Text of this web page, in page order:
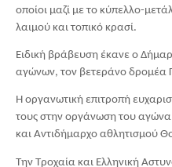
οποίοι μαζί με το κύπελλο-
λαιμού και τοπικό κρασί.
Ειδική βράβευση έκανε ο
αγώνων, τον βετεράνο δρομέα
Η οργανωτική επιτροπή
τους στην οργάνωση του
και Αντιδήμαρχο αθλητισμού
Την Τροχαία και Ελληνική